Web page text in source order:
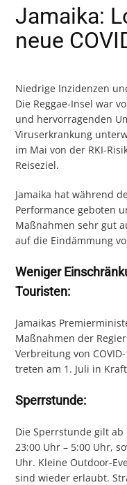
Jamaika:
neue
Niedrige Inzidenzen
Die Reggae-Insel war
und hervorragenden
Viruserkrankung
im Mai von der RKI-
Reiseziel.
Jamaika hat während
Performance geboten
Maßnahmen sehr gut
auf die Eindämmung
Weniger
Touristen:
Jamaikas
Maßnahmen der
Verbreitung von
treten am 1. Juli in
Sperrstunde:
Die Sperrstunde gilt ab
23:00 Uhr – 5:00 Uhr,
Uhr. Kleine Outdoor-
sind wieder erlaubt.